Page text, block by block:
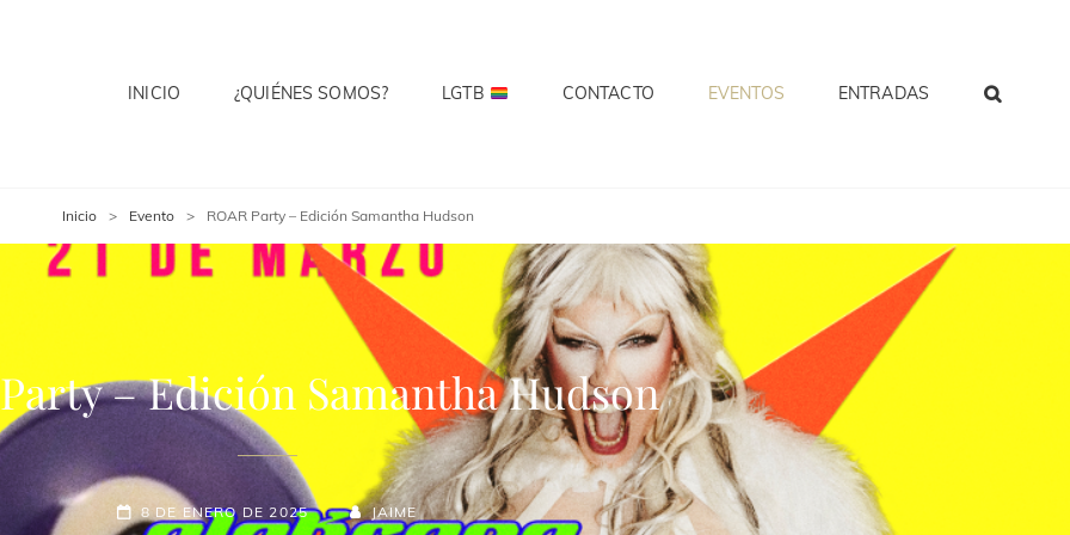
INICIO ¿QUIÉNES SOMOS? LGTB CONTACTO EVENTOS ENTRADAS
Inicio > Evento > ROAR Party – Edición Samantha Hudson
– Edición Samantha Hudson
8 DE ENERO DE 2025 JAIME